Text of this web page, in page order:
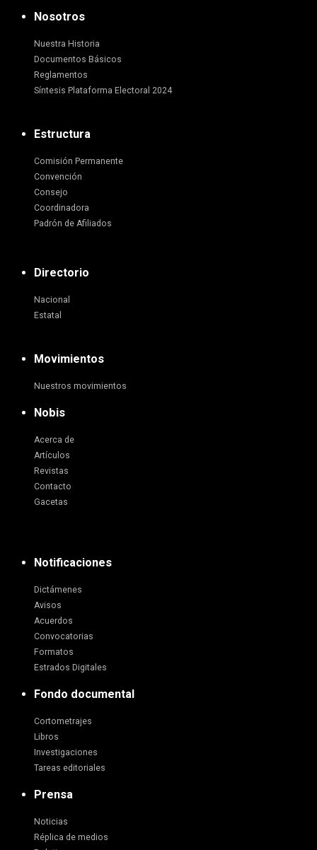
Nosotros
Nuestra Historia
Documentos Básicos
Reglamentos
Síntesis Plataforma Electoral 2024
Estructura
Comisión Permanente
Convención
Consejo
Coordinadora
Padrón de Afiliados
Directorio
Nacional
Estatal
Movimientos
Nuestros movimientos
Nobis
Acerca de
Artículos
Revistas
Contacto
Gacetas
Notificaciones
Dictámenes
Avisos
Acuerdos
Convocatorias
Formatos
Estrados Digitales
Fondo documental
Cortometrajes
Libros
Investigaciones
Tareas editoriales
Prensa
Noticias
Réplica de medios